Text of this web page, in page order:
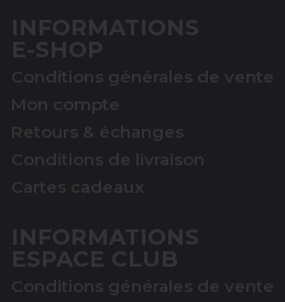
INFORMATIONS
E-SHOP
Conditions générales de vente
Mon compte
Retours & échanges
Conditions de livraison
Cartes cadeaux
INFORMATIONS
ESPACE CLUB
Conditions générales de vente